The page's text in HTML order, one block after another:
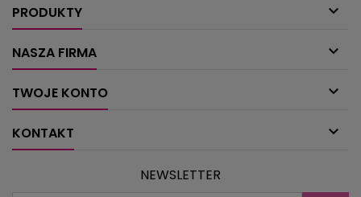
PRODUKTY 
NASZA FIRMA 
TWOJE KONTO 
KONTAKT 
NEWSLETTER